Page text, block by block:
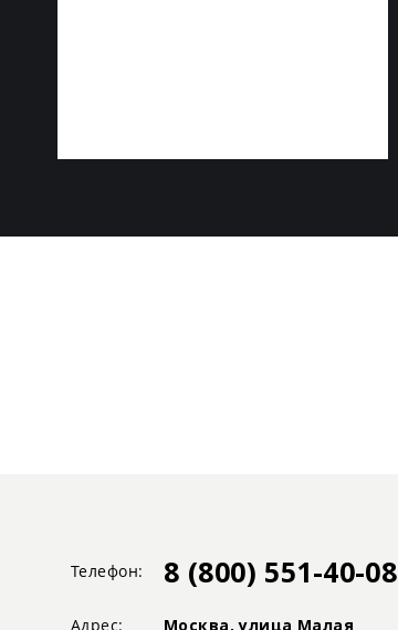
Телефон: 8 (800) 551-40-08
Адрес: Москва, улица Малая